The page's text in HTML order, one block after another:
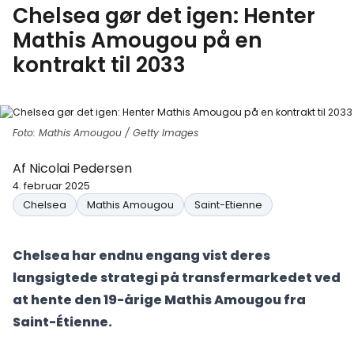
Chelsea gør det igen: Henter
Mathis Amougou på en
kontrakt til 2033
Foto: Mathis Amougou / Getty Images
Af Nicolai Pedersen
4. februar 2025
Chelsea
Mathis Amougou Saint-Etienne
Chelsea har endnu engang vist deres
langsigtede strategi på transfermarkedet ved
at hente den 19-årige Mathis Amougou fra
Saint-Étienne.